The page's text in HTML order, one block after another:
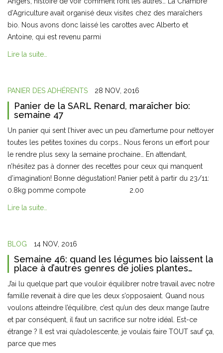
d’Agriculture avait organisé deux visites chez des maraîchers
bio. Nous avons donc laissé les carottes avec Alberto et
Antoine, qui est revenu parmi
Lire la suite…
PANIER DES ADHÉRENTS 28 NOV, 2016
Panier de la SARL Renard, maraîcher bio:
semaine 47
Un panier qui sent l’hiver avec un peu d’amertume pour nettoyer
toutes les petites toxines du corps… Nous ferons un effort pour
le rendre plus sexy la semaine prochaine… En attendant,
n’hésitez pas à donner des recettes pour ceux qui manquent
d’imagination! Bonne dégustation! Panier petit à partir du 23/11:
0.8kg pomme compote 2.00
Lire la suite…
BLOG 14 NOV, 2016
Semaine 46: quand les légumes bio laissent la
place à d’autres genres de jolies plantes…
J’ai lu quelque part que vouloir équilibrer notre travail avec notre
famille revenait à dire que les deux s’opposaient. Quand nous
voulons atteindre l’équilibre, c’est qu’un des deux mange l’autre
et par conséquent, il faut un sacrifice sur notre idéal. Est-ce
étrange ? Il est vrai qu’adolescente, je voulais faire TOUT sauf ça,
parce que mes